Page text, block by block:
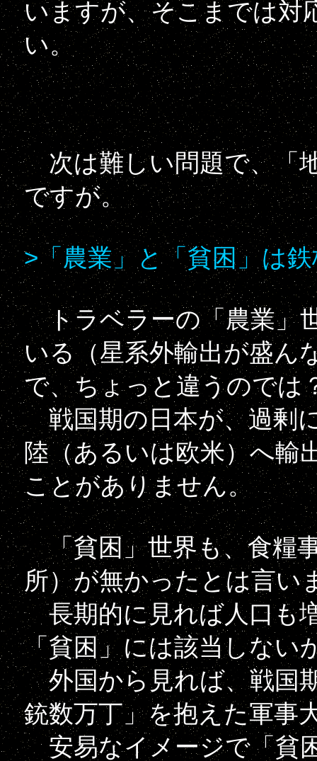
いますが、そこまでは対
い。
次は難しい問題で、「
ですが。
>「農業」と「貧困」は
トラベラーの「農業」
いる（星系外輸出が盛ん
で、ちょっと違うのでは
戦国期の日本が、過剰
陸（あるいは欧米）へ輸
ことがありません。
「貧困」世界も、食糧
所）が無かったとは言い
長期的に見れば人口も
「貧困」には該当しない
外国から見れば、戦国
銃数万丁」を抱えた軍事
安易なイメージで「貧